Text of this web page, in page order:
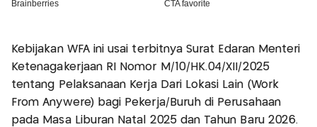
Kebijakan WFA ini usai terbitnya Surat Edaran Menteri
Ketenagakerjaan RI Nomor M/10/HK.04/XII/2025
tentang Pelaksanaan Kerja Dari Lokasi Lain (Work
From Anywere) bagi Pekerja/Buruh di Perusahaan
pada Masa Liburan Natal 2025 dan Tahun Baru 2026.